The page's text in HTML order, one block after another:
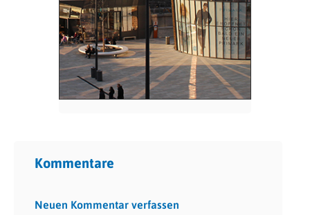
Kommentare
Neuen Kommentar verfassen